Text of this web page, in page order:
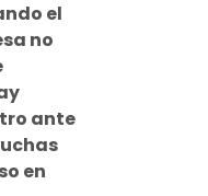
el
no
ante
en